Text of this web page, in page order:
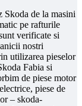
Skoda de la masini
pe rafturile
verificate si
nostri
utilizarea pieselor
Fabia si
de piese motor
piese de
– skoda-